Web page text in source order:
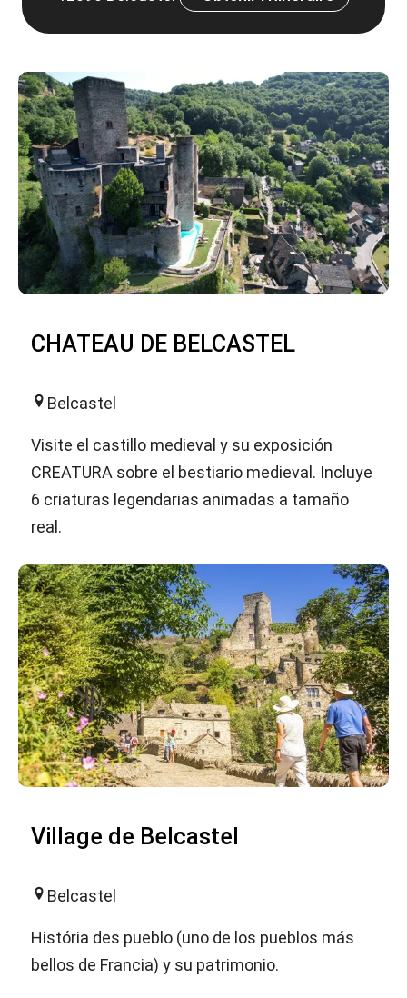
CHATEAU DE BELCASTEL
Belcastel
Visite el castillo medieval y su exposición
CREATURA sobre el bestiario medieval. Incluye
6 criaturas legendarias animadas a tamaño
real.
Village de Belcastel
Belcastel
História des pueblo (uno de los pueblos más
bellos de Francia) y su patrimonio.